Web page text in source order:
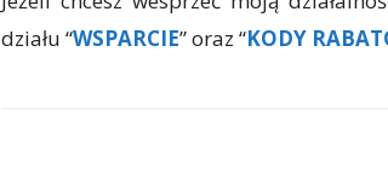
działu “WSPARCIE” oraz “KODY